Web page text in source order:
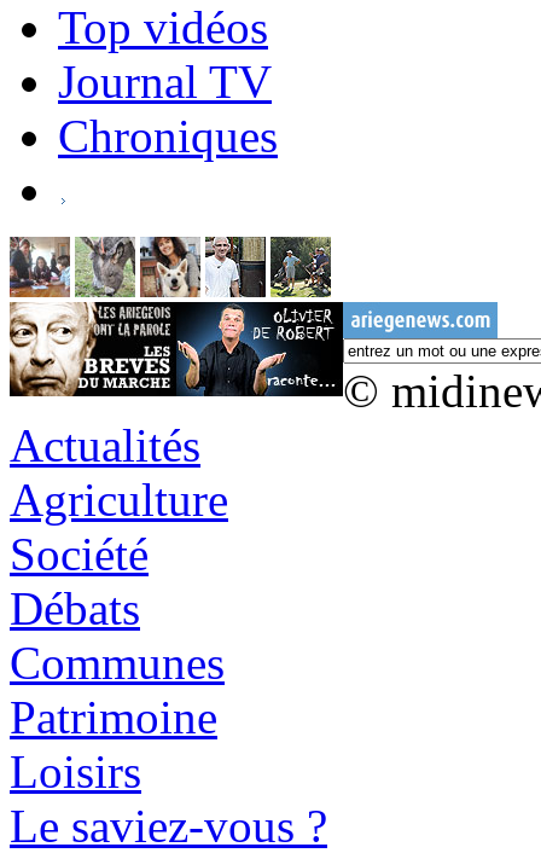
Top vidéos
Journal TV
Chroniques
©
Actualités
Agriculture
Société
Débats
Communes
Patrimoine
Loisirs
Le saviez-vous ?